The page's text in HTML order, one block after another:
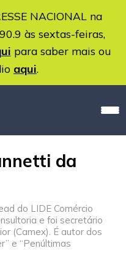
NACIONAL na
às sextas-feiras,
para saber mais ou
aqui.
da
do LIDE Comércio
e foi secretário
(Camex). É autor dos
e “Penúltimas